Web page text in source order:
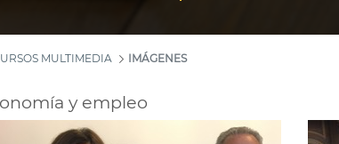
MULTIMEDIA IMÁGENES
y empleo